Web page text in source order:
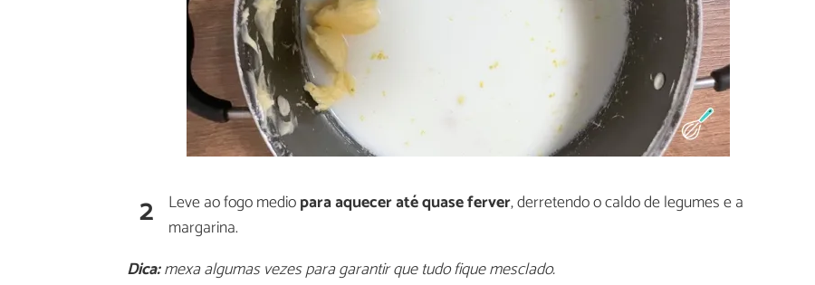
2 Leve ao fogo mediopara aquecer até quase ferver, derretendo o caldo de legumes e a
margarina.
Dica:mexa algumas vezes para garantir que tudo fique mesclado.